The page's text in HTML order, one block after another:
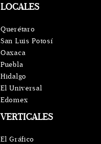
VERTICALES
El Gráfico
LOCALES
Querétaro
San Luis Potosí
Oaxaca
Puebla
Hidalgo
El Universal
Edomex